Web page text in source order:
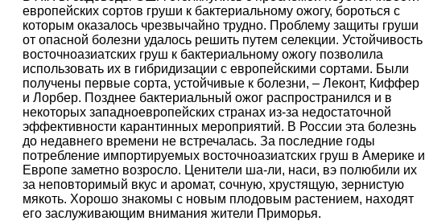
европейских сортов груши к бактериальному ожогу, бороться с
которым оказалось чрезвычайно трудно. Проблему защиты груши
от опасной болезни удалось решить путем селекции. Устойчивость
восточноазиатских груш к бактериальному ожогу позволила
использовать их в гибридизации с европейскими сортами. Были
получены первые сорта, устойчивые к болезни, – Леконт, Киффер
и Лорбер. Позднее бактериальный ожог распространился и в
некоторых западноевропейских странах из-за недостаточной
эффективности карантинных мероприятий. В России эта болезнь
до недавнего времени не встречалась. За последние годы
потребление импортируемых восточноазиатских груш в Америке и
Европе заметно возросло. Ценители ша-ли, наси, вэ полюбили их
за неповторимый вкус и аромат, сочную, хрустящую, зернистую
мякоть. Хорошо знакомы с новым плодовым растением, находят
его заслуживающим внимания жители Приморья.